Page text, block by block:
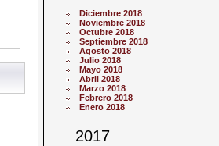
Diciembre 2018
Noviembre 2018
Octubre 2018
Septiembre 2018
Agosto 2018
Julio 2018
Mayo 2018
Abril 2018
Marzo 2018
Febrero 2018
Enero 2018
2017